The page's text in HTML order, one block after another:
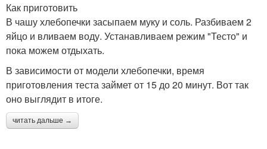
Как приготовить
В чашу хлебопечки засыпаем муку и соль. Разбиваем 2
яйцо и вливаем воду. Устанавливаем режим "Тесто" и
пока можем отдыхать.
В зависимости от модели хлебопечки, время
приготовления теста займет от 15 до 20 минут. Вот так
оно выглядит в итоге.
читать дальше →